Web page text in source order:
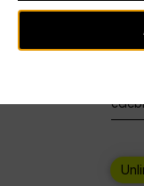
12:00